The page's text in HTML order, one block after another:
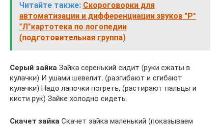
Читайте также: Скороговорки для
автоматизации и дифференциации звуков "Р"
"Л"картотека по логопедии
(подготовительная группа)
Серый зайка Зайка серенький сидит (руки сжаты в
кулачки) И ушами шевелит. (разгибают и сгибают
кулачки) Надо лапочки погреть, (растирают пальцы и
кисти рук) Зайке холодно сидеть.
Скачет зайка Скачет зайка маленький (показываем